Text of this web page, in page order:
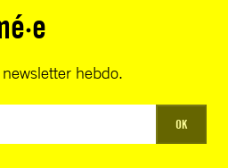
hebdo.
OK